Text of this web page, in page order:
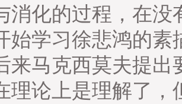
消化的过程，在
始学习徐悲鸿的
来马克西莫夫提
理论上是理解了